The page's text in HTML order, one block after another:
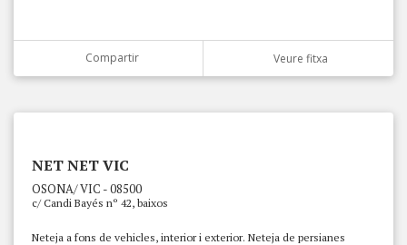
Compartir Veure fitxa
NET NET VIC
OSONA/ VIC - 08500
c/ Candi Bayés nº 42, baixos
Neteja a fons de vehicles, interior i exterior. Neteja de persianes